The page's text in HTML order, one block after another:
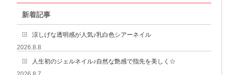
新着記事
涼しげな透明感が人気♪乳白色シアーネイル
2026.8.8
人生初のジェルネイル♪自然な艶感で指先を美しく☆